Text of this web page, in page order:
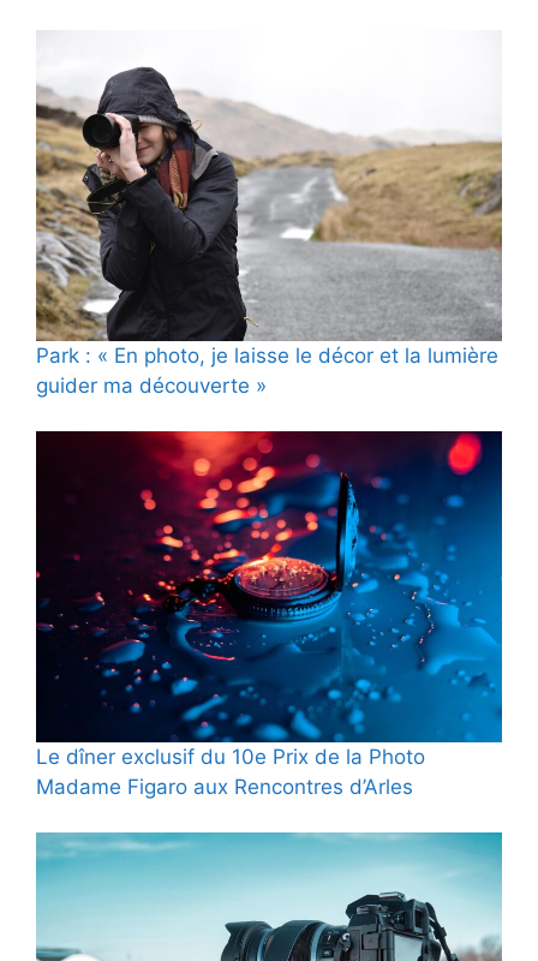
Park : « En photo, je laisse le décor et la lumière
guider ma découverte »
Le dîner exclusif du 10e Prix de la Photo
Madame Figaro aux Rencontres d’Arles